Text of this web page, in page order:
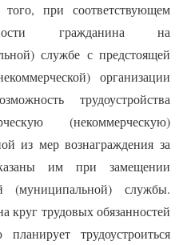
при соответствующем
гражданина на
службе с предстоящей
организации
трудоустройства
(некоммерческую)
из мер вознаграждения за
им при замещении
(муниципальной) службы.
круг трудовых обязанностей
трудоустроиться